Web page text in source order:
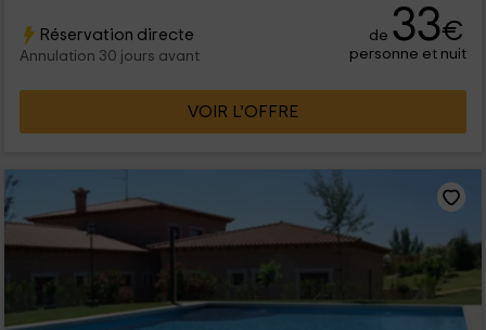
Réservation directe
Annulation 30 jours avant
de 33€
personne et nuit
VOIR L’OFFRE